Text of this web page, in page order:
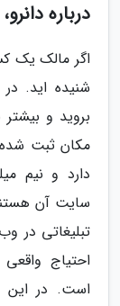
درباره
اگر مالک یک
شنیده اید.
دارد و نیم
سایت آن
تبلیغاتی در
احتیاج